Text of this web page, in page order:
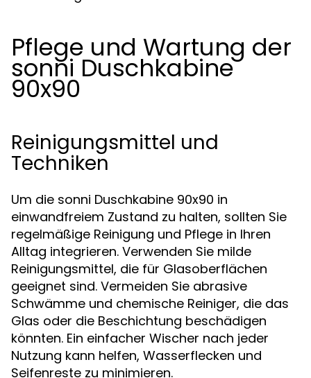
Pflege und Wartung der
sonni Duschkabine
90x90
Reinigungsmittel und
Techniken
Um die sonni Duschkabine 90x90 in
einwandfreiem Zustand zu halten, sollten Sie
regelmäßige Reinigung und Pflege in Ihren
Alltag integrieren. Verwenden Sie milde
Reinigungsmittel, die für Glasoberflächen
geeignet sind. Vermeiden Sie abrasive
Schwämme und chemische Reiniger, die das
Glas oder die Beschichtung beschädigen
könnten. Ein einfacher Wischer nach jeder
Nutzung kann helfen, Wasserflecken und
Seifenreste zu minimieren.